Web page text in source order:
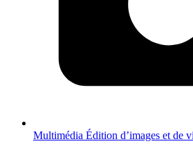
Multimédia Édition d’images et de